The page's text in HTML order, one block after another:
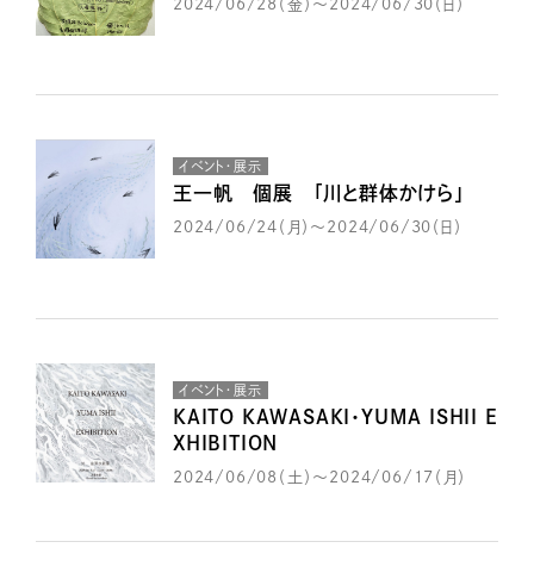
2024/06/28（金）～2024/06/30（日）
イベント・展示
王一帆 個展 「川と群体かけら」
2024/06/24（月）～2024/06/30（日）
イベント・展示
KAITO KAWASAKI・YUMA ISHII E
XHIBITION
2024/06/08（土）～2024/06/17（月）